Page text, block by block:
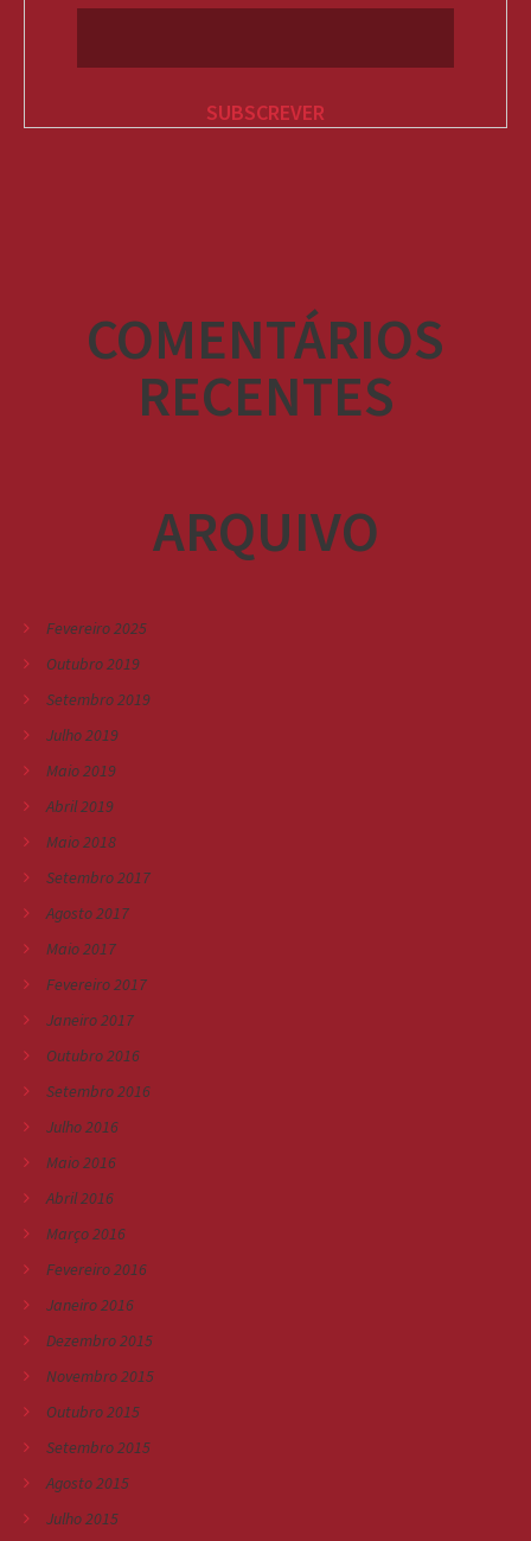
COMENTÁRIOS
RECENTES
ARQUIVO
Fevereiro 2025
Outubro 2019
Setembro 2019
Julho 2019
Maio 2019
Abril 2019
Maio 2018
Setembro 2017
Agosto 2017
Maio 2017
Fevereiro 2017
Janeiro 2017
Outubro 2016
Setembro 2016
Julho 2016
Maio 2016
Abril 2016
Março 2016
Fevereiro 2016
Janeiro 2016
Dezembro 2015
Novembro 2015
Outubro 2015
Setembro 2015
Agosto 2015
Julho 2015